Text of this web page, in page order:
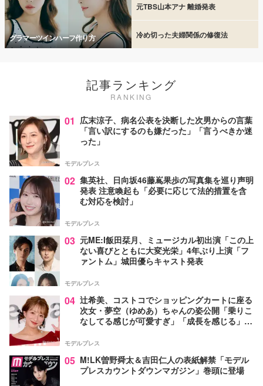
グラマーツインハーフ作り方
元TBS山本アナ 離婚発表
冷め切った夫婦関係の修復法
記事ランキング
RANKING
01 広末涼子、病名公表を決断した次男からの言葉
「言い訳にするのも嫌だった」「言うべきか迷
った」
モデルプレス
02 集英社、日向坂46藤嶌果歩の写真集を巡り声明
発表 注意喚起も「必要に応じて法的措置を含
む対応を検討」
モデルプレス
03 元ME:I飯田栞月、ミュージカル初出演「この上
ない喜びとともに大変光栄」4年ぶり上演「フ
ァントム」城田優らキャスト発表
モデルプレス
04 辻希美、コストコでショッピングカートに座る
次女・夢空（ゆめあ）ちゃんの姿公開「乗りこ
なしてる感じが可愛すぎ」「成長を感じる」の
モデルプレス
05 M!LK曽野舜太＆吉田仁人の表紙解禁「モデル
プレスカウントダウンマガジン」巻頭に登場